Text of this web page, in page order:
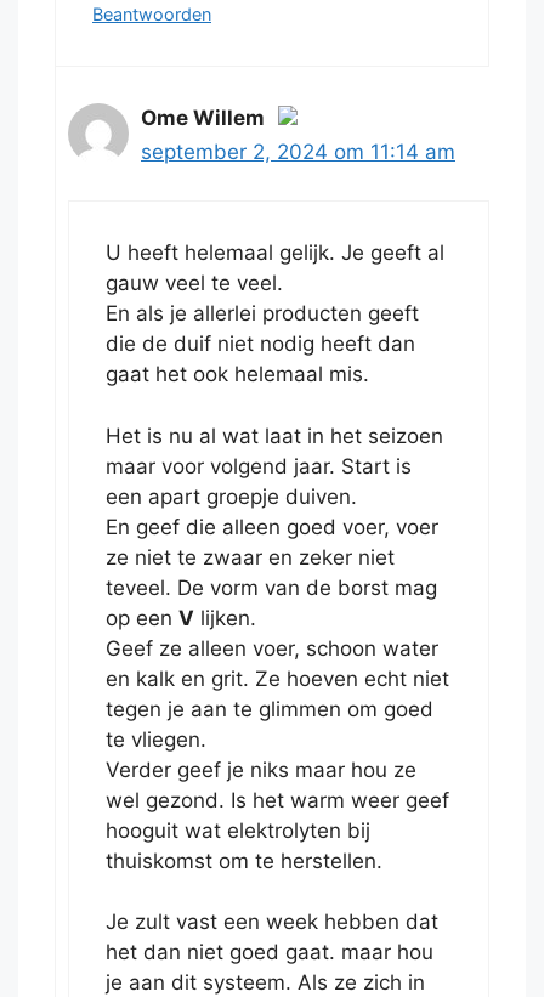
Beantwoorden
Ome Willem
De echte persoon badge!
Anti-Spam by CleanTalk.
september 2, 2024 om 11:14 am
U heeft helemaal gelijk. Je geeft al
gauw veel te veel.
En als je allerlei producten geeft
die de duif niet nodig heeft dan
gaat het ook helemaal mis.
Het is nu al wat laat in het seizoen
maar voor volgend jaar. Start is
een apart groepje duiven.
En geef die alleen goed voer, voer
ze niet te zwaar en zeker niet
teveel. De vorm van de borst mag
op een V lijken.
Geef ze alleen voer, schoon water
en kalk en grit. Ze hoeven echt niet
tegen je aan te glimmen om goed
te vliegen.
Verder geef je niks maar hou ze
wel gezond. Is het warm weer geef
hooguit wat elektrolyten bij
thuiskomst om te herstellen.
Je zult vast een week hebben dat
het dan niet goed gaat. maar hou
je aan dit systeem. Als ze zich in